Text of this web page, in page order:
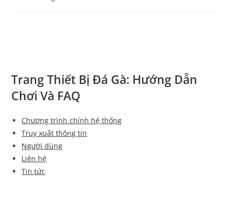
Trang Thiết Bị Đá Gà: Hướng Dẫn
Chơi Và FAQ
Chương trình chính hệ thống
Truy xuất thông tin
Người dùng
Liên hệ
Tin tức